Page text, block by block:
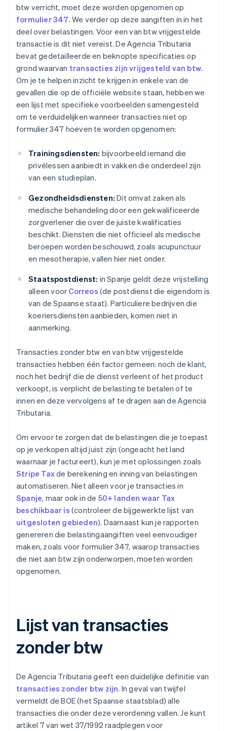
btw verricht, moet deze worden opgenomen op
formulier 347. We verder op deze aangiften in in het
deel over belastingen. Voor een van btw vrijgestelde
transactie is dit niet vereist. De Agencia Tributaria
bevat gedetailleerde en beknopte specificaties op
grond waarvan transacties zijn vrijgesteld van btw.
Om je te helpen inzicht te krijgen in enkele van de
gevallen die op de officiële website staan, hebben we
een lijst met specifieke voorbeelden samengesteld
om te verduidelijken wanneer transacties niet op
formulier 347 hoeven te worden opgenomen:
Trainingsdiensten: bijvoorbeeld iemand die
privélessen aanbiedt in vakken die onderdeel zijn
van een studieplan.
Gezondheidsdiensten: Dit omvat zaken als
medische behandeling door een gekwalificeerde
zorgverlener die over de juiste kwalificaties
beschikt. Diensten die niet officieel als medische
beroepen worden beschouwd, zoals acupunctuur
en mesotherapie, vallen hier niet onder.
Staatspostdienst: in Spanje geldt deze vrijstelling
alleen voor Correos (de postdienst die eigendom is
van de Spaanse staat). Particuliere bedrijven die
koeriersdiensten aanbieden, komen niet in
aanmerking.
Transacties zonder btw en van btw vrijgestelde
transacties hebben één factor gemeen: noch de klant,
noch het bedrijf die de dienst verleent of het product
verkoopt, is verplicht de belasting te betalen of te
innen en deze vervolgens af te dragen aan de Agencia
Tributaria.
Om ervoor te zorgen dat de belastingen die je toepast
op je verkopen altijd juist zijn (ongeacht het land
waarnaar je factureert), kun je met oplossingen zoals
Stripe Taxde berekening en inning van belastingen
automatiseren. Niet alleen voor je transacties in
Spanje, maar ook in de 50+ landen waar Tax
beschikbaar is (controleer de bijgewerkte lijst van
uitgesloten gebieden). Daarnaast kun je rapporten
genereren die belastingaangiften veel eenvoudiger
maken, zoals voor formulier 347, waarop transacties
die niet aan btw zijn onderworpen, moeten worden
opgenomen.
Lijst van transacties
zonder btw
De Agencia Tributaria geeft een duidelijke definitie van
transacties zonder btw zijn. In geval van twijfel
vermeldt de BOE (het Spaanse staatsblad) alle
transacties die onder deze verordening vallen. Je kunt
artikel 7 van wet 37/1992 raadplegen voor